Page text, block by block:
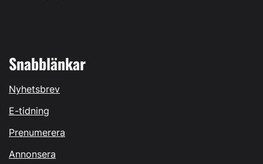
Snabblänkar
Nyhetsbrev
E-tidning
Prenumerera
Annonsera